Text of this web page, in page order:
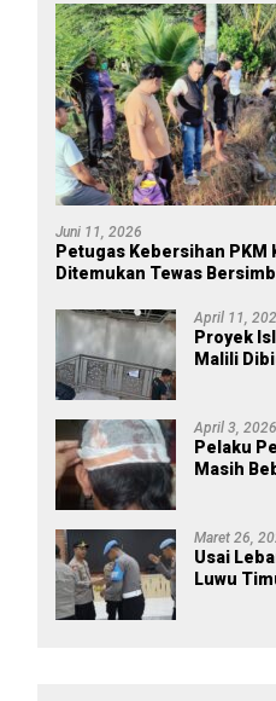
Juni 11, 2026
Petugas Kebersihan PKM
Ditemukan Tewas
April 11,
Proyek
Malili
April 3, 2026
Pelaku
Masih
Mandek
Maret 26,
Usai
Luwu